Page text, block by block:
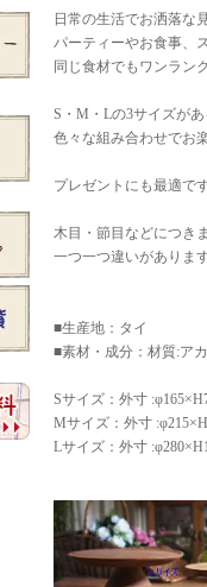
日常の生活でお洒落な
パーティーやお食事、
同じ食材でもワンラン
S・M・Lの3サイズが
色々な組み合わせでお
プレゼントにも最適です
木目・節目などにつき
一つ一つ違いがありま
■生産地：タイ
■素材・成分：材質:ア
Sサイズ：外寸
Mサイズ：外寸
Lサイズ：外寸